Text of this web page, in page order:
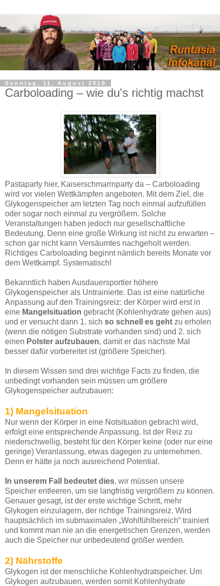
Sonntag, 11. August 2019
Carboloading – wie du's richtig machst
Pastaparty hier, Kaiserschmarrnparty da – Carboloading
wird vor vielen Wettkämpfen angeboten. Mit dem Ziel, die
Glykogenspeicher am letzten Tag noch einmal aufzufüllen
oder sogar noch einmal zu vergrößern. Solche
Veranstaltungen haben jedoch nur gesellschaftliche
Bedeutung. Denn eine große Wirkung ist nicht zu erwarten –
schon gar nicht kann Versäumtes nachgeholt werden.
Richtiges Carboloading beginnt nämlich bereits Monate vor
dem Wettkampf. Systematisch!
Bekanntlich haben Ausdauersportler höhere
Glykogenspeicher als Untrainierte. Das ist eine natürliche
Anpassung auf den Trainingsreiz: der Körper wird erst in
eine Mangelsituation gebracht (Kohlenhydrate gehen aus)
und er versucht dann 1. sich so schnell es geht zu erholen
(wenn die nötigen Substrate vorhanden sind) und 2. sich
einen Polster aufzubauen, damit er das nächste Mal
besser dafür vorbereitet ist (größere Speicher).
In diesem Wissen sind drei wichtige Facts zu finden, die
unbedingt vorhanden sein müssen um größere
Glykogenspeicher aufzubauen:
1) Mangelsituation
Nur wenn der Körper in eine Notsituation gebracht wird,
erfolgt eine entsprechende Anpassung. Ist der Reiz zu
niederschwellig, besteht für den Körper keine (oder nur eine
geringe) Veranlassung, etwas dagegen zu unternehmen.
Denn er hätte ja noch ausreichend Potential.
In unserem Fall bedeutet dies, wir müssen unsere
Speicher entleeren, um sie langfristig vergrößern zu können.
Genauer gesagt, ist der erste wichtige Schritt, mehr
Glykogen einzulagern, der richtige Trainingsreiz. Wird
hauptsächlich im submaximalen „Wohlfühlbereich“ trainiert
und kommt man nie an die energetischen Grenzen, werden
auch die Speicher nur unbedeutend größer werden.
2) Nährstoffe
Glykogen ist der menschliche Kohlenhydratspeicher. Um
Glykogen aufzubauen, werden somit Kohlenhydrate